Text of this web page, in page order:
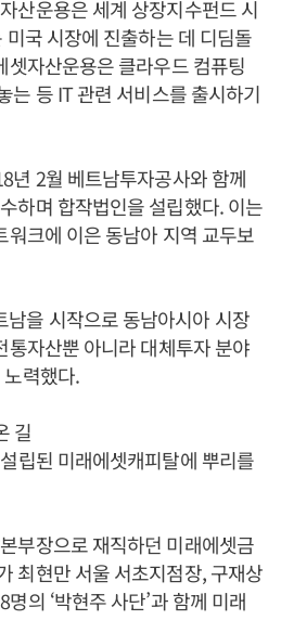
산운용은 세계 상장지수펀드 시
국 시장에 진출하는 데 디딤돌
셋자산운용은 클라우드 컴퓨팅
는 등 IT 관련 서비스를 출시하기
년 2월 베트남투자공사와 함께
하며 합작법인을 설립했다. 이는
워크에 이은 동남아 지역 교두보
을 시작으로 동남아시아 시장
통자산뿐 아니라 대체투자 분야
력했다.
길
립된 미래에셋캐피탈에 뿌리를
부장으로 재직하던 미래에셋금
최현만 서울 서초지점장, 구재상
의 ‘박현주 사단’과 함께 미래